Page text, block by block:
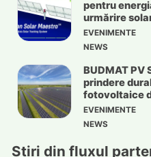
pentru
urmărire
EVENIMENTE
NEWS
BUDMAT PV
prindere
fotovoltaice
EVENIMENTE
NEWS
Stiri din fluxul